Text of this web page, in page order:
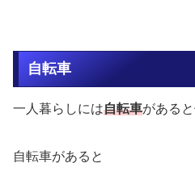
自転車
一人暮らしには自転車があると
自転車があると